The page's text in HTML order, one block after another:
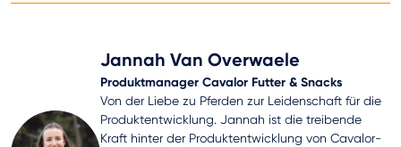
Jannah Van Overwaele
Produktmanager Cavalor Futter & Snacks
Von der Liebe zu Pferden zur Leidenschaft für die
Produktentwicklung. Jannah ist die treibende
Kraft hinter der Produktentwicklung von Cavalor-